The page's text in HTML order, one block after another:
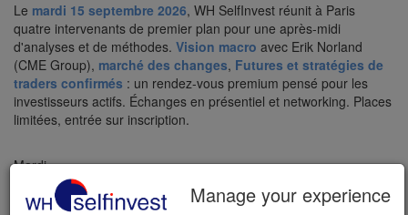
Le mardi 15 septembre 2026, WH SelfInvest réunit à Paris
quatre intervenants de premier plan pour une après-midi
d'analyses et de méthodes. Vision macro avec Erik Norland
(CME Group), marché des changes, Futures et stratégies de
traders confirmés : un rendez-vous premium pensé pour les
investisseurs actifs. Échanges en présentiel et networking. Places
limitées, entrée sur inscription.
Mardi,
15 septembre 2026
13:30 - 18:00
Manage your experience